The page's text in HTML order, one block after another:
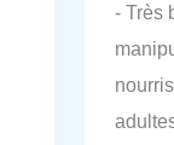
- Très